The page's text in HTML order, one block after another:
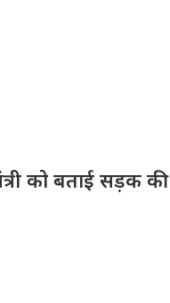
को बताई सड़क की